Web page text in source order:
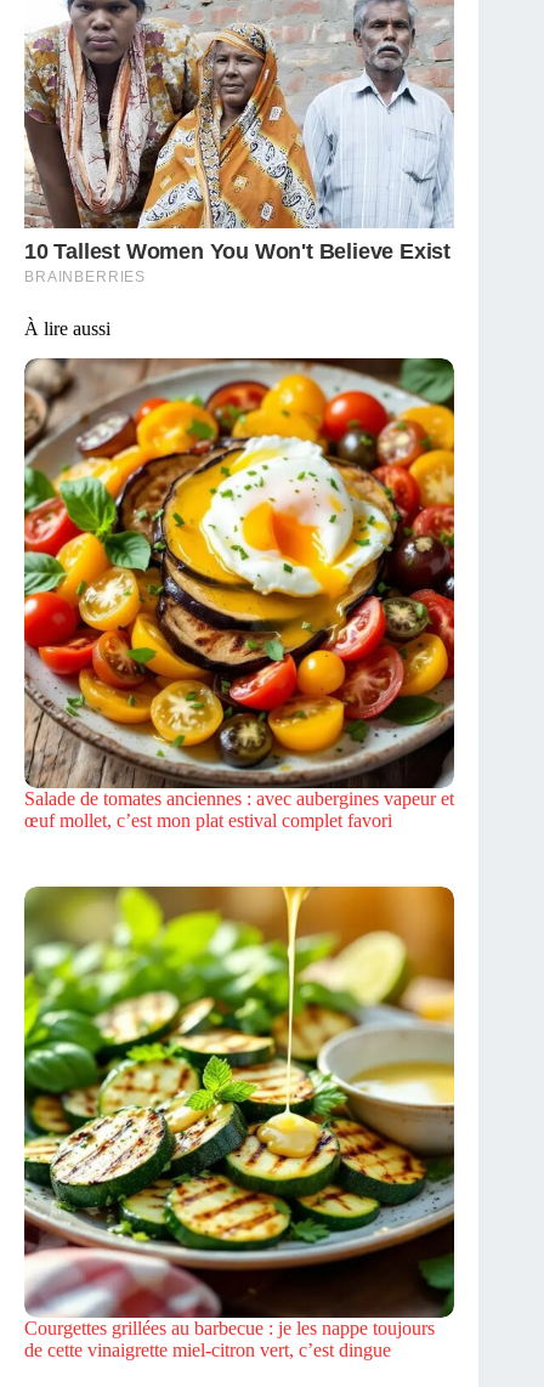
À lire aussi
Salade de tomates anciennes : avec aubergines vapeur et
œuf mollet, c’est mon plat estival complet favori
Courgettes grillées au barbecue : je les nappe toujours
de cette vinaigrette miel-citron vert, c’est dingue